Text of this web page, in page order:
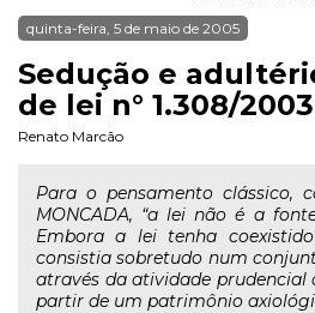
quinta-feira, 5 de maio de 2005
Sedução e
de lei n° 1.308/2003
Renato Marcão
Para o pensamento clássico,
MONCADA, “a lei não é a
Embora a lei tenha
consistia sobretudo num
através da atividade prudencial
partir de um patrimônio